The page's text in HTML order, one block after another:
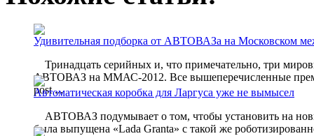
Удивительная подборка от АВТОВАЗа на Московском
Тринадцать серийных и, что примечательно, три
АВТОВАЗ на ММАС-2012. Все вышеперечисленные
post ...
Автоматическая коробка для Ларгуса уже не вымысел
АВТОВАЗ подумывает о том, чтобы установить на
была выпущена «Lada Granta» с такой же